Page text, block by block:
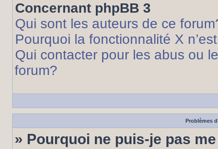
Concernant phpBB 3
Qui sont les auteurs de ce
Pourquoi la fonctionnalité X
Qui contacter pour les abus ou
forum?
Problèmes
» Pourquoi ne puis-je pas